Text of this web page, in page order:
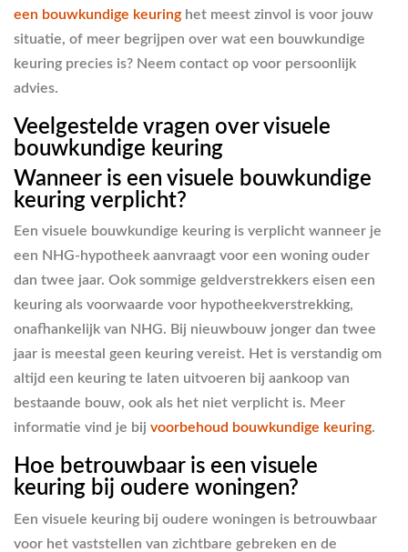
een bouwkundige keuring het meest zinvol is voor jouw
situatie, of meer begrijpen over wat een bouwkundige
keuring precies is? Neem contact op voor persoonlijk
advies.
Veelgestelde vragen over visuele
bouwkundige keuring
Wanneer is een visuele bouwkundige
keuring verplicht?
Een visuele bouwkundige keuring is verplicht wanneer je
een NHG-hypotheek aanvraagt voor een woning ouder
dan twee jaar. Ook sommige geldverstrekkers eisen een
keuring als voorwaarde voor hypotheekverstrekking,
onafhankelijk van NHG. Bij nieuwbouw jonger dan twee
jaar is meestal geen keuring vereist. Het is verstandig om
altijd een keuring te laten uitvoeren bij aankoop van
bestaande bouw, ook als het niet verplicht is. Meer
informatie vind je bij voorbehoud bouwkundige keuring.
Hoe betrouwbaar is een visuele
keuring bij oudere woningen?
Een visuele keuring bij oudere woningen is betrouwbaar
voor het vaststellen van zichtbare gebreken en de